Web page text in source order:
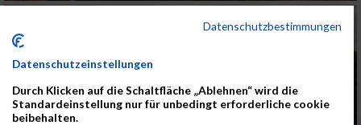
Datenschutzbestimmungen
Datenschutzeinstellungen
Durch Klicken auf die Schaltfläche „Ablehnen“ wird die
Standardeinstellung nur für unbedingt erforderliche cookie
beibehalten.